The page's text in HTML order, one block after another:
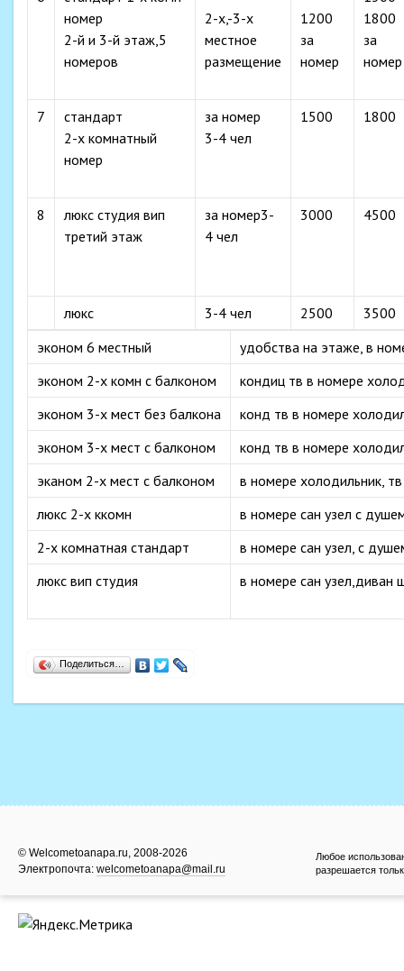
номер
2-й и 3-й этаж,5
номеров
2-х,-3-х
местное
размещение
1200
за
номер
1800
за
номер
7
стандарт
2-х комнатный
номер
за номер
3-4 чел
1500 1800
8
люкс студия вип
третий этаж
за номер3-
4 чел
3000 4500
люкс 3-4 чел 2500
3500
эконом 6 местный
удобства на этаже, в
эконом 2-х комн с балконом
кондиц тв в номере
эконом 3-х мест без балкона
конд тв в номере
эконом 3-х мест с балконом
конд тв в номере
эканом 2-х мест с балконом
в номере холодильник,
люкс 2-х ккомн
в номере сан узел с
2-х комнатная стандарт
в номере сан узел, с
люкс вип студия
в номере сан узел,диван
Поделиться…
© Welcometoanapa.ru, 2008-2026
Электропочта: welcometoanapa@mail.ru
Любое
разрешается